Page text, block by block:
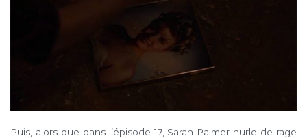
Puis, alors que dans l’épisode 17, Sarah Palmer hurle de rage